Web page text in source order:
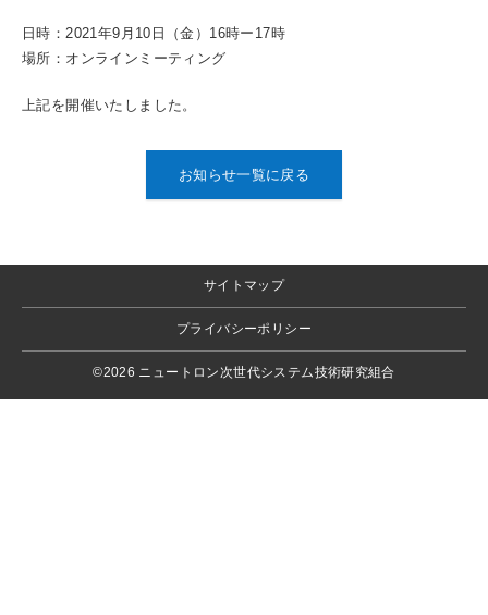
日時：2021年9月10日（金）16時ー17時
場所：オンラインミーティング
上記を開催いたしました。
お知らせ一覧に戻る
サイトマップ
プライバシーポリシー
©2026 ニュートロン次世代システム技術研究組合